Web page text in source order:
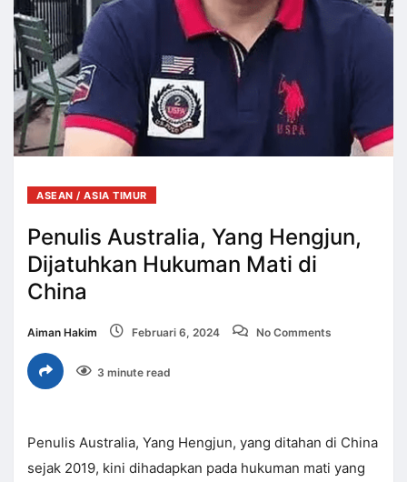
ASEAN / ASIA TIMUR
Penulis Australia, Yang Hengjun,
Dijatuhkan Hukuman Mati di
China
Aiman Hakim Februari 6, 2024 No Comments
3 minute read
Penulis Australia, Yang Hengjun, yang ditahan di China
sejak 2019, kini dihadapkan pada hukuman mati yang